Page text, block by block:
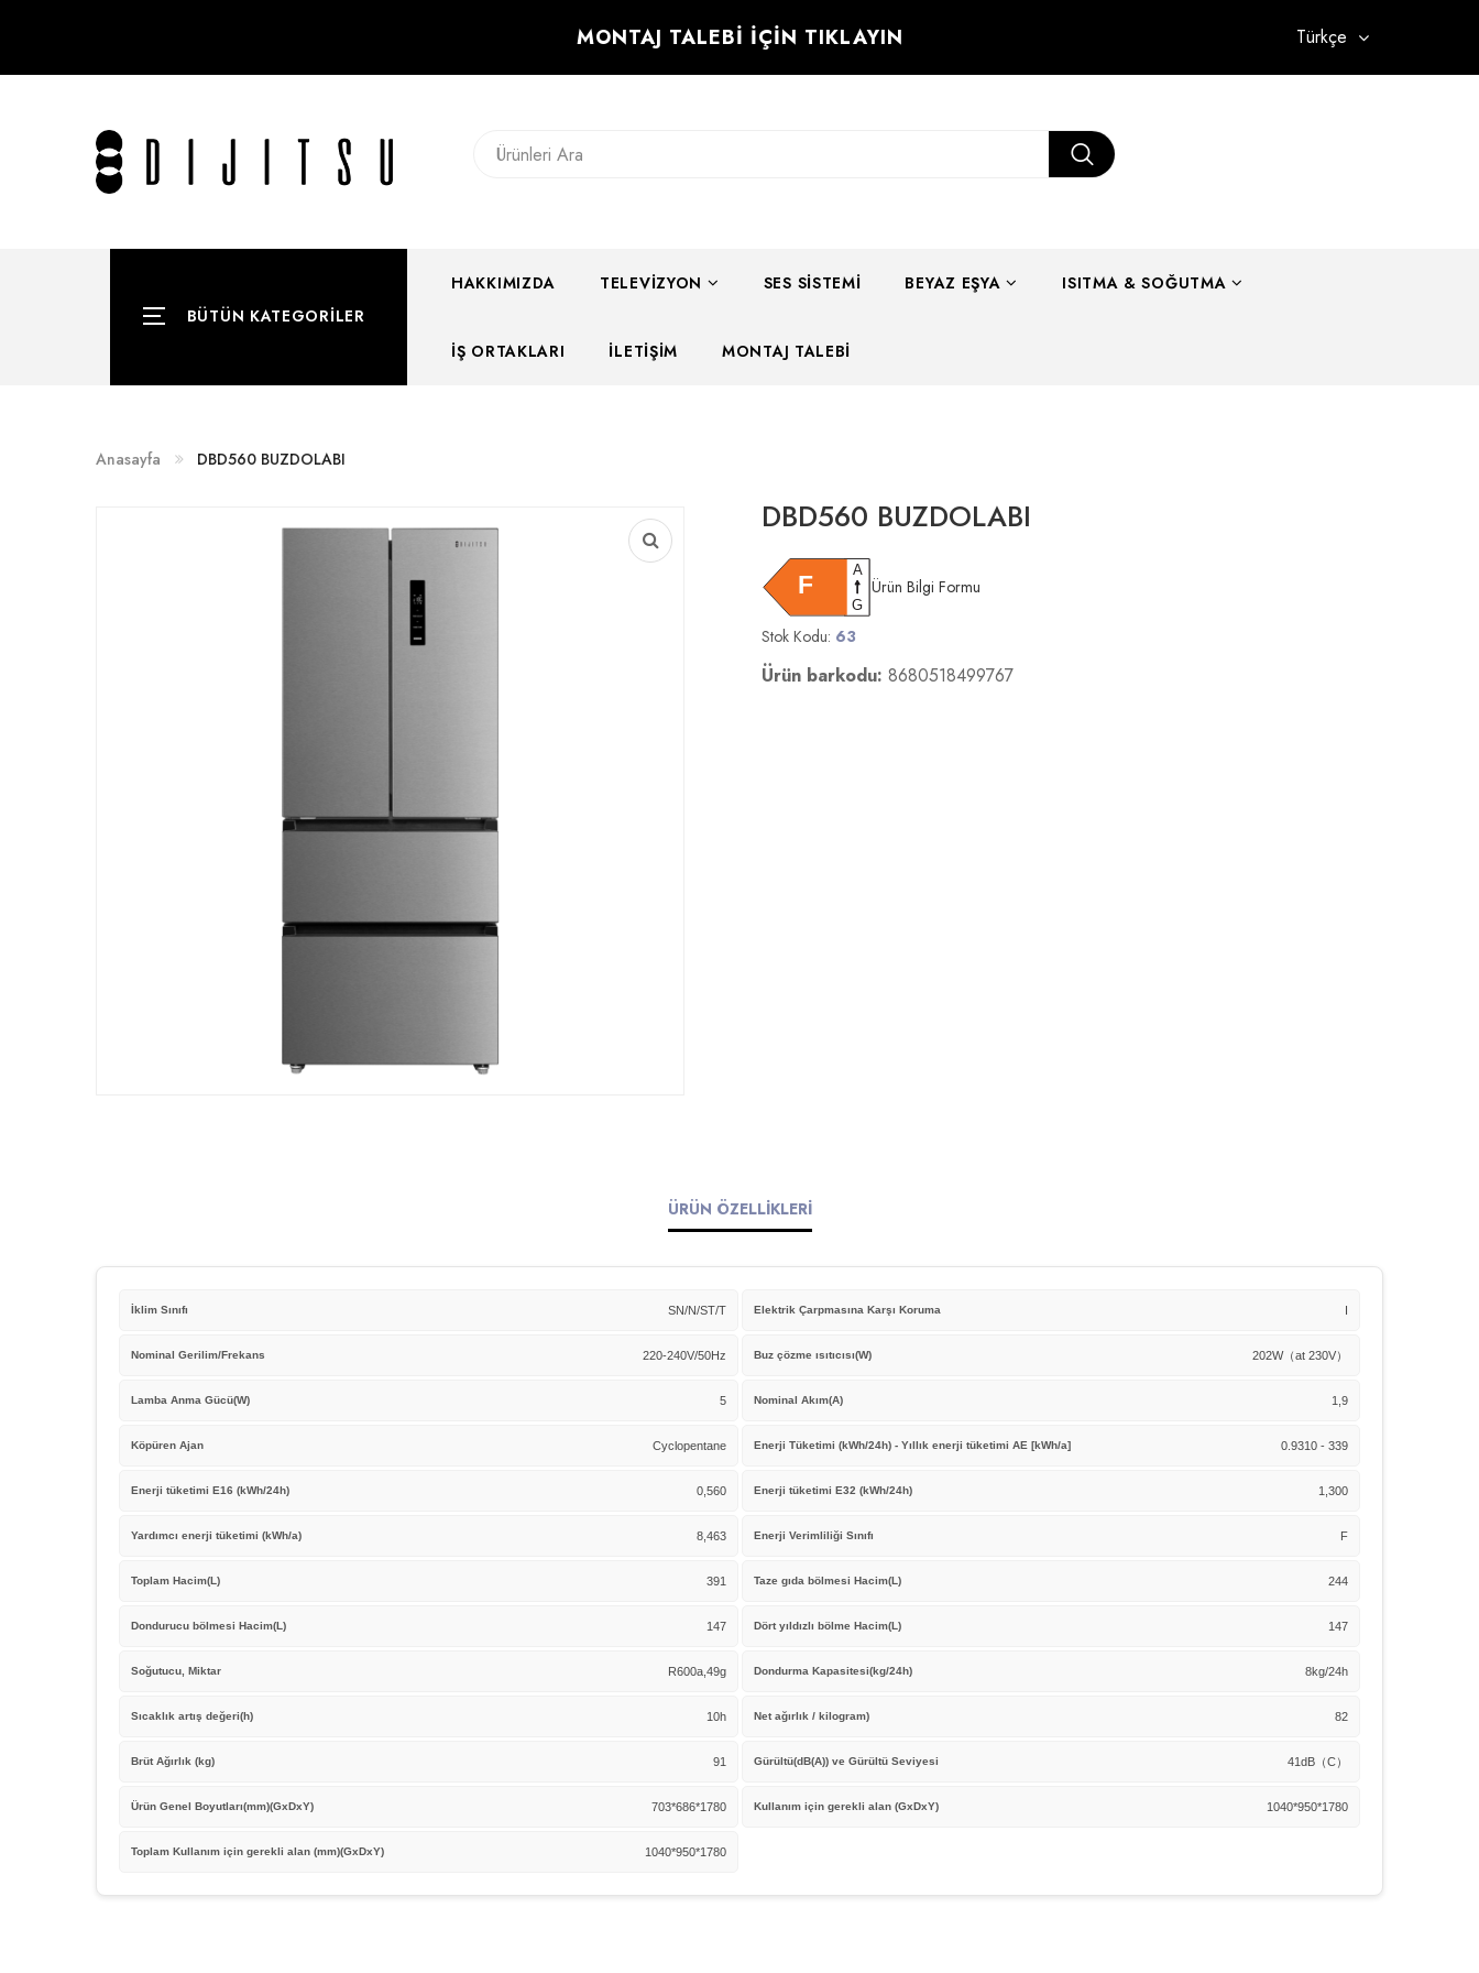
MONTAJ TALEBİ İÇİN TIKLAYIN Türkçe
BÜTÜN KATEGORILER
HAKKIMIZDA TELEVIZYON SES SISTEMI BEYAZ EŞYA ISITMA & SOĞUTMA
İŞ ORTAKLARI İLETIŞIM MONTAJ TALEBI
Anasayfa DBD560 BUZDOLABI
DBD560 BUZDOLABI
Ürün Bilgi Formu
Stok Kodu: 63
Ürün barkodu:8680518499767
ÜRÜN ÖZELLİKLERİ
İklim Sınıfı SN/N/ST/T Elektrik Çarpmasına Karşı Koruma I
Nominal Gerilim/Frekans 220-240V/50Hz Buz çözme ısıtıcısı(W) 202W（at 230V）
Lamba Anma Gücü(W) 5 Nominal Akım(A) 1,9
Köpüren Ajan Cyclopentane Enerji Tüketimi (kWh/24h) - Yıllık enerji tüketimi AE [kWh/a] 0.9310 - 339
Enerji tüketimi E16 (kWh/24h) 0,560 Enerji tüketimi E32 (kWh/24h) 1,300
Yardımcı enerji tüketimi (kWh/a) 8,463 Enerji Verimliliği Sınıfı F
Toplam Hacim(L) 391 Taze gıda bölmesi Hacim(L) 244
Dondurucu bölmesi Hacim(L) 147 Dört yıldızlı bölme Hacim(L) 147
Soğutucu, Miktar R600a,49g Dondurma Kapasitesi(kg/24h) 8kg/24h
Sıcaklık artış değeri(h) 10h Net ağırlık / kilogram) 82
Brüt Ağırlık (kg) 91 Gürültü(dB(A)) ve Gürültü Seviyesi 41dB（C）
Ürün Genel Boyutları(mm)(GxDxY) 703*686*1780 Kullanım için gerekli alan (GxDxY) 1040*950*1780
Toplam Kullanım için gerekli alan (mm)(GxDxY) 1040*950*1780